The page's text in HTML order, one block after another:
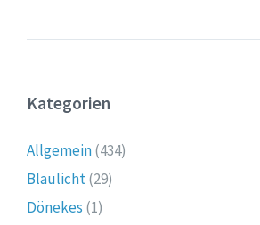
Kategorien
Allgemein(434)
Blaulicht(29)
Dönekes (1)